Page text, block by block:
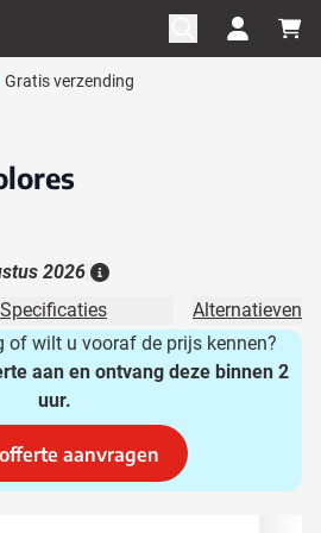
Gratis verzending
2026
Specificaties
Alternatieven
of wilt u vooraf de prijs kennen?
aan en ontvang deze binnen 2
uur.
aanvragen
scherm te bekijken